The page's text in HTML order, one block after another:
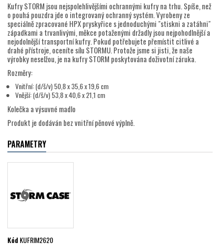
Kufry STORM jsou nejspolehlivějšími ochrannými kufry na trhu. Spíše, než
o pouhá pouzdra jde o integrovaný ochranný systém. Vyrobeny ze
speciálně zpracované HPX pryskyřice s jednoduchými "stiskni a zatáhni"
západkami a trvanlivými, měkce potaženými držadly jsou nejpohodlnější a
nejodolnější transportní kufry. Pokud potřebujete přemístit citlivé a
drahé přístroje, oceníte sílu STORMU. Protože jsme si jisti, že naše
výrobky neselžou, je na kufry STORM poskytována doživotní záruka.
Rozměry:
Vnitřní: (d/š/v) 50,8 x 35,6 x 19,6 cm
Vnější: (d/š/v) 53,8 x 40,6 x 21,1 cm
Kolečka a výsuvné madlo
Produkt je dodáván bez vnitřní pěnové výplně.
PARAMETRY
KódKUFRIM2620